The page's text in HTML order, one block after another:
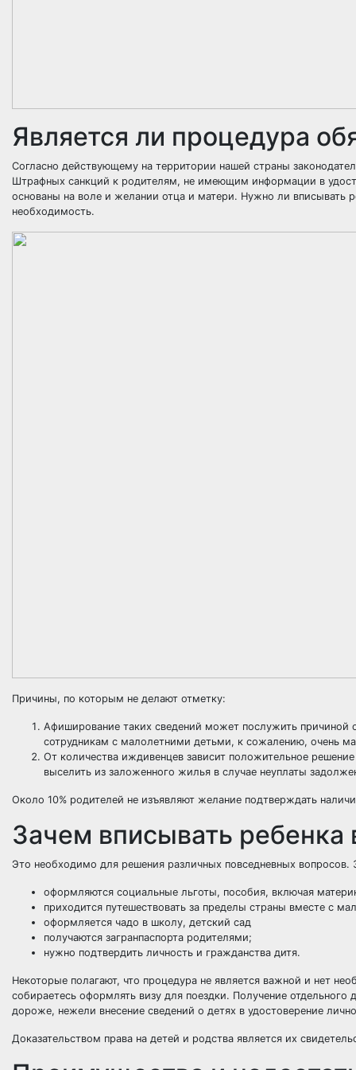
Является ли процедура
Согласно действующему на территории нашей страны
Штрафных санкций к родителям, не имеющим информации в
основаны на воле и желании отца и матери. Нужно ли вписывать
необходимость.
Причины, по которым не делают отметку:
Афиширование таких сведений может послужить причиной
сотрудникам с малолетними детьми, к сожалению, очень
От количества иждивенцев зависит положительное
выселить из заложенного жилья в случае неуплаты
Около 10% родителей не изъявляют желание подтверждать
Зачем вписывать ребенка
Это необходимо для решения различных повседневных вопросов.
оформляются социальные льготы, пособия, включая
приходится путешествовать за пределы страны вместе с
оформляется чадо в школу, детский сад
получаются загранпаспорта родителями;
нужно подтвердить личность и гражданства дитя.
Некоторые полагают, что процедура не является важной и нет
собираетесь оформлять визу для поездки. Получение
дороже, нежели внесение сведений о детях в удостоверение
Доказательством права на детей и родства является их